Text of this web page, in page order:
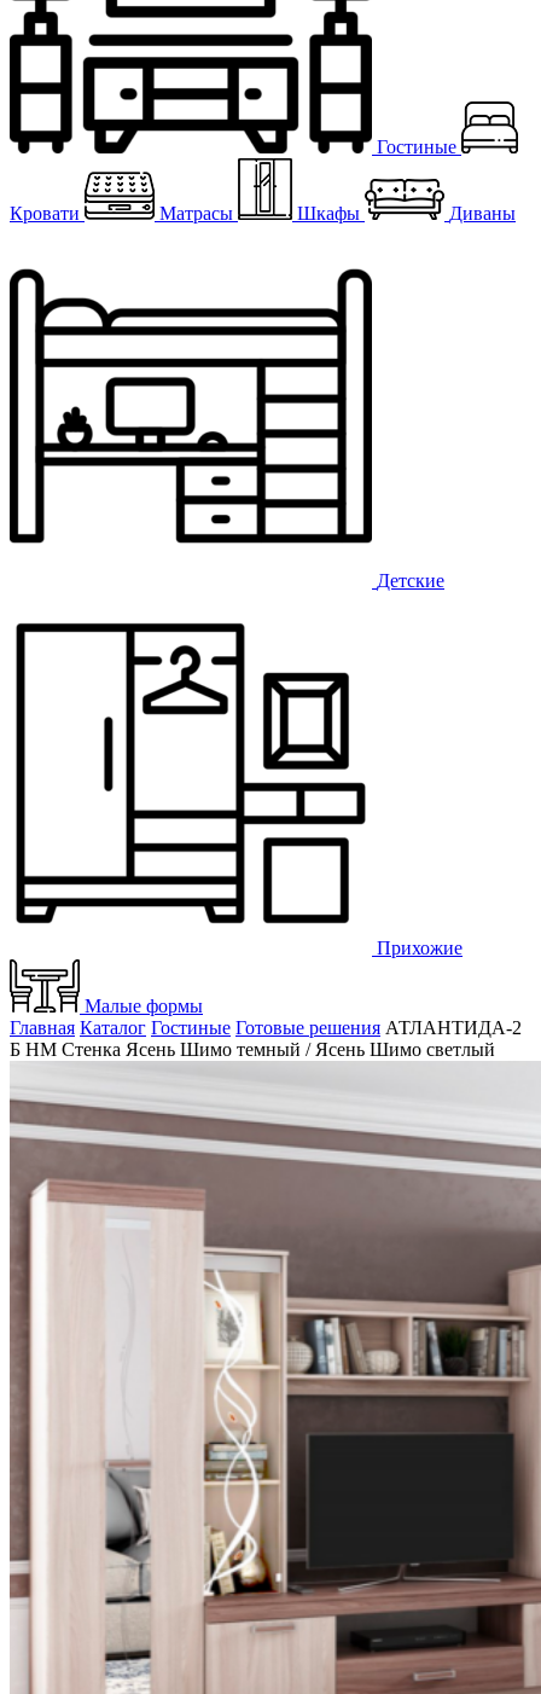
Гостиные
Кровати Матрасы Шкафы Диваны
Детские
Прихожие
Малые формы
Главная Каталог Гостиные Готовые решения АТЛАНТИДА-2
Б НМ Стенка Ясень Шимо темный / Ясень Шимо светлый